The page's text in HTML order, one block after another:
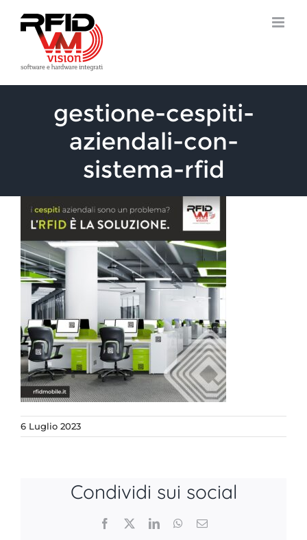
contenuto
gestione-cespiti-
aziendali-con-
sistema-rfid
6 Luglio 2023
Condividi sui social
Facebook LinkedInWhatsApp
Email